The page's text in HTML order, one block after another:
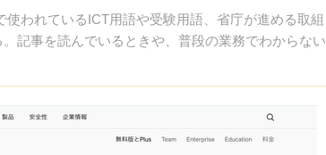
われているICT用語や受験用語、省庁が進める取組
記事を読んでいるときや、普段の業務でわからない